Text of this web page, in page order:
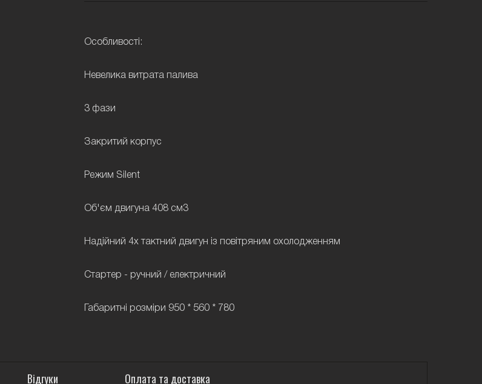
Особливості:
Невелика витрата палива
3 фази
Закритий корпус
Режим Silent
Об'єм двигуна 408 см3
Надійний 4х тактний двигун із повітряним охолодженням
Стартер - ручний / електричний
Габаритні розміри 950 * 560 * 780
Відгуки Оплата та доставка